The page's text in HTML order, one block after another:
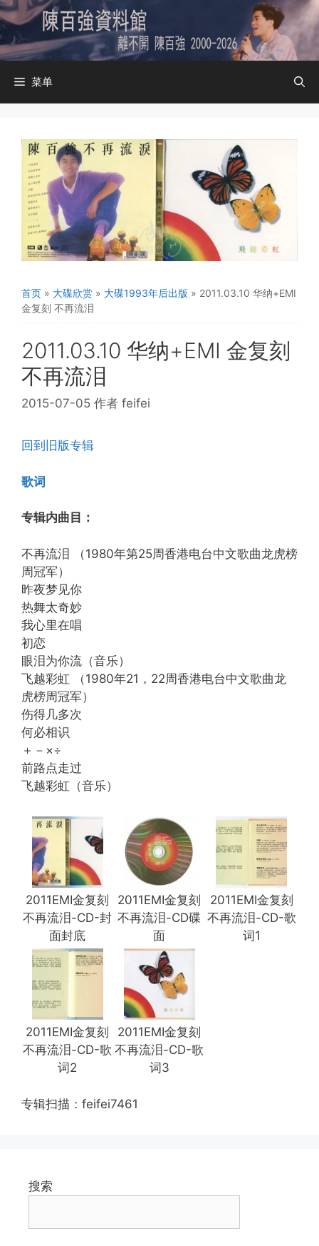
跳
至
内
容
菜单
首页 » 大碟欣赏 » 大碟1993年后出版 » 2011.03.10 华纳+EMI
金复刻 不再流泪
2011.03.10 华纳+EMI 金复刻
不再流泪
2015-07-05 作者 feifei
回到旧版专辑
歌词
专辑内曲目：
不再流泪 （1980年第25周香港电台中文歌曲龙虎榜
周冠军）
昨夜梦见你
热舞太奇妙
我心里在唱
初恋
眼泪为你流（音乐）
飞越彩虹 （1980年21，22周香港电台中文歌曲龙
虎榜周冠军）
伤得几多次
何必相识
＋－×÷
前路点走过
飞越彩虹（音乐）
2011EMI金复刻
不再流泪-CD-封
面封底
2011EMI金复刻
不再流泪-CD碟
面
2011EMI金复刻
不再流泪-CD-歌
词1
2011EMI金复刻
不再流泪-CD-歌
词2
2011EMI金复刻
不再流泪-CD-歌
词3
专辑扫描：feifei7461
搜索